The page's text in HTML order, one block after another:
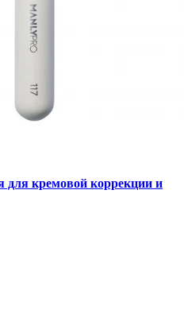
для кремовой коррекции и